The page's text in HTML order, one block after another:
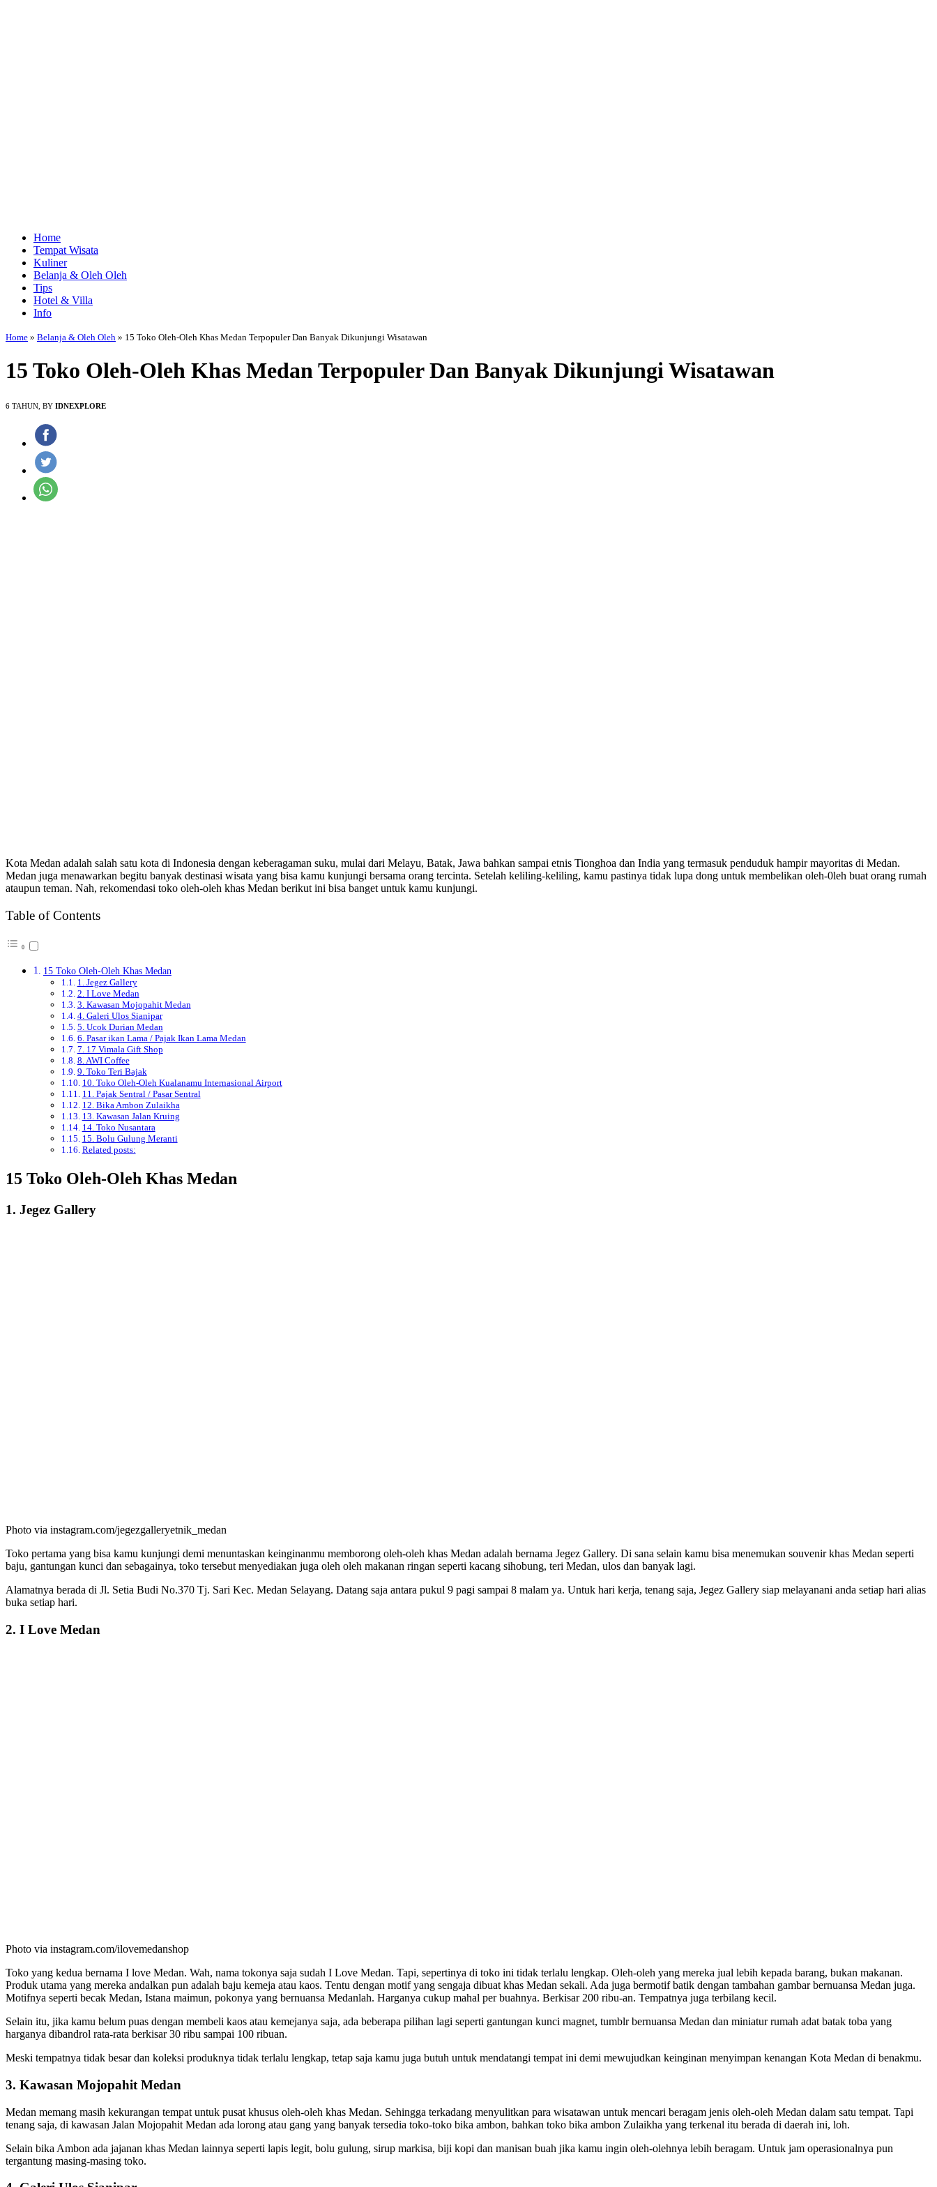
Home
Tempat Wisata
Kuliner
Belanja & Oleh Oleh
Tips
Hotel & Villa
Info
Home » Belanja & Oleh Oleh » 15 Toko Oleh-Oleh Khas Medan Terpopuler Dan Banyak Dikunjungi Wisatawan
15 Toko Oleh-Oleh Khas Medan Terpopuler Dan Banyak Dikunjungi Wisatawan
6 TAHUN, BY IDNEXPLORE
Kota Medan adalah salah satu kota di Indonesia dengan keberagaman suku, mulai dari Melayu, Batak, Jawa bahkan sampai etnis Tionghoa dan India yang termasuk penduduk hampir mayoritas di Medan.
Medan juga menawarkan begitu banyak destinasi wisata yang bisa kamu kunjungi bersama orang tercinta. Setelah keliling-keliling, kamu pastinya tidak lupa dong untuk membelikan oleh-0leh buat orang rumah
ataupun teman. Nah, rekomendasi toko oleh-oleh khas Medan berikut ini bisa banget untuk kamu kunjungi.
Table of Contents
15 Toko Oleh-Oleh Khas Medan
1. Jegez Gallery
2. I Love Medan
3. Kawasan Mojopahit Medan
4. Galeri Ulos Sianipar
5. Ucok Durian Medan
6. Pasar ikan Lama / Pajak Ikan Lama Medan
7. 17 Vimala Gift Shop
8. AWI Coffee
9. Toko Teri Bajak
10. Toko Oleh-Oleh Kualanamu Internasional Airport
11. Pajak Sentral / Pasar Sentral
12. Bika Ambon Zulaikha
13. Kawasan Jalan Kruing
14. Toko Nusantara
15. Bolu Gulung Meranti
Related posts:
15 Toko Oleh-Oleh Khas Medan
1. Jegez Gallery
Photo via instagram.com/jegezgalleryetnik_medan
Toko pertama yang bisa kamu kunjungi demi menuntaskan keinginanmu memborong oleh-oleh khas Medan adalah bernama Jegez Gallery. Di sana selain kamu bisa menemukan souvenir khas Medan seperti
baju, gantungan kunci dan sebagainya, toko tersebut menyediakan juga oleh oleh makanan ringan seperti kacang sihobung, teri Medan, ulos dan banyak lagi.
Alamatnya berada di Jl. Setia Budi No.370 Tj. Sari Kec. Medan Selayang. Datang saja antara pukul 9 pagi sampai 8 malam ya. Untuk hari kerja, tenang saja, Jegez Gallery siap melayanani anda setiap hari alias
buka setiap hari.
2. I Love Medan
Photo via instagram.com/ilovemedanshop
Toko yang kedua bernama I love Medan. Wah, nama tokonya saja sudah I Love Medan. Tapi, sepertinya di toko ini tidak terlalu lengkap. Oleh-oleh yang mereka jual lebih kepada barang, bukan makanan.
Produk utama yang mereka andalkan pun adalah baju kemeja atau kaos. Tentu dengan motif yang sengaja dibuat khas Medan sekali. Ada juga bermotif batik dengan tambahan gambar bernuansa Medan juga.
Motifnya seperti becak Medan, Istana maimun, pokonya yang bernuansa Medanlah. Harganya cukup mahal per buahnya. Berkisar 200 ribu-an. Tempatnya juga terbilang kecil.
Selain itu, jika kamu belum puas dengan membeli kaos atau kemejanya saja, ada beberapa pilihan lagi seperti gantungan kunci magnet, tumblr bernuansa Medan dan miniatur rumah adat batak toba yang
harganya dibandrol rata-rata berkisar 30 ribu sampai 100 ribuan.
Meski tempatnya tidak besar dan koleksi produknya tidak terlalu lengkap, tetap saja kamu juga butuh untuk mendatangi tempat ini demi mewujudkan keinginan menyimpan kenangan Kota Medan di benakmu.
3. Kawasan Mojopahit Medan
Medan memang masih kekurangan tempat untuk pusat khusus oleh-oleh khas Medan. Sehingga terkadang menyulitkan para wisatawan untuk mencari beragam jenis oleh-oleh Medan dalam satu tempat. Tapi
tenang saja, di kawasan Jalan Mojopahit Medan ada lorong atau gang yang banyak tersedia toko-toko bika ambon, bahkan toko bika ambon Zulaikha yang terkenal itu berada di daerah ini, loh.
Selain bika Ambon ada jajanan khas Medan lainnya seperti lapis legit, bolu gulung, sirup markisa, biji kopi dan manisan buah jika kamu ingin oleh-olehnya lebih beragam. Untuk jam operasionalnya pun
tergantung masing-masing toko.